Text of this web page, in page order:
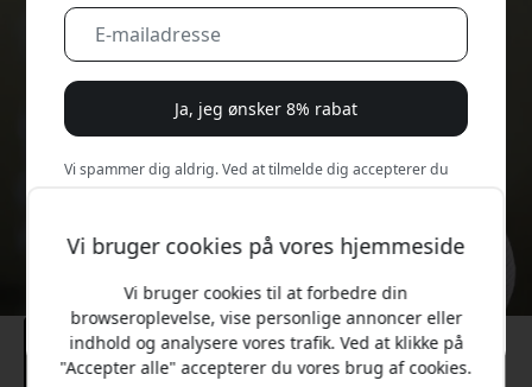
Vi bruger cookies på vores hjemmeside
Vi bruger cookies til at forbedre din
browseroplevelse, vise personlige annoncer eller
indhold og analysere vores trafik. Ved at klikke på
"Accepter alle" accepterer du vores brug af cookies.
Ja, jeg ønsker 8% rabat
Vi spammer dig aldrig. Ved at tilmelde dig accepterer du